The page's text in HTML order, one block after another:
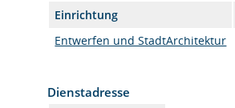
Einrichtung
Entwerfen und StadtArchitektur
Dienstadresse